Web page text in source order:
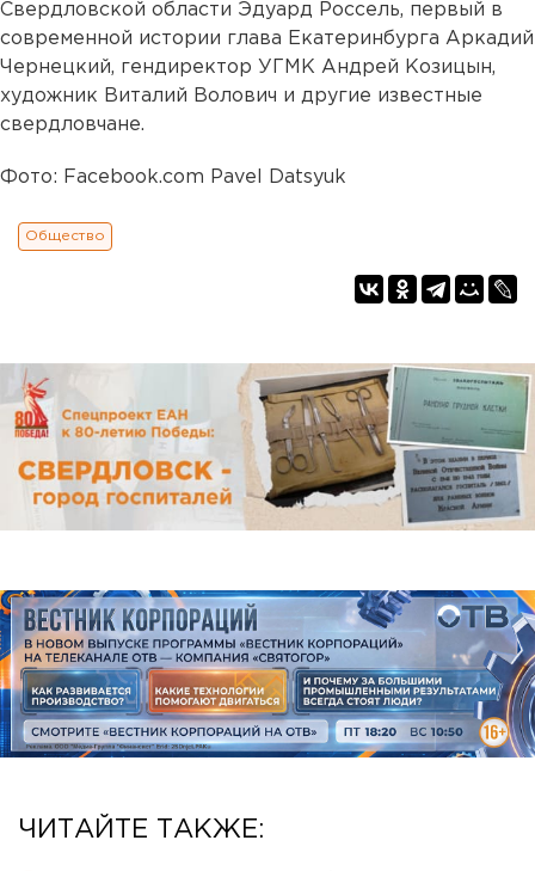
Свердловской области Эдуард Россель, первый в
современной истории глава Екатеринбурга Аркадий
Чернецкий, гендиректор УГМК Андрей Козицын,
художник Виталий Волович и другие известные
свердловчане.
Фото: Facebook.com Pavel Datsyuk
Общество
ЧИТАЙТЕ ТАКЖЕ: